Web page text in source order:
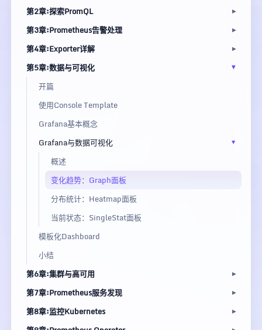
第2章:探索PromQL
第3章:Prometheus告警处理
第4章:Exporter详解
第5章:数据与可视化
开篇
使用Console Template
Grafana基本概念
Grafana与数据可视化
概述
变化趋势：Graph面板
分布统计：Heatmap面板
当前状态：SingleStat面板
模板化Dashboard
小结
第6章:集群与高可用
第7章:Prometheus服务发现
第8章:监控Kubernetes